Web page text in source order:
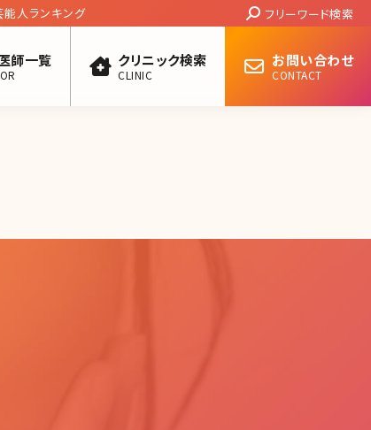
能人ランキング Search:
フリーワード検索
師一覧 クリニック検索
CLINIC
お問い合わせ
CONTACT